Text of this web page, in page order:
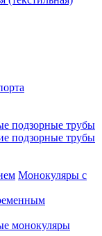
подзорные трубы
подзорные трубы
Монокуляры с
монокуляры